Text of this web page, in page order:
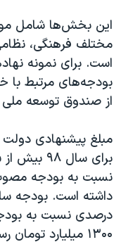
این بخش‌ها شامل
مختلف فرهنگی،
است. برای نمونه
از صندوق توسعه
مبلغ پیشنهادی دولت
داشته است. بودجه
درصدی نسبت به
۱۳۰۰ میلیارد تومان رسیده است.